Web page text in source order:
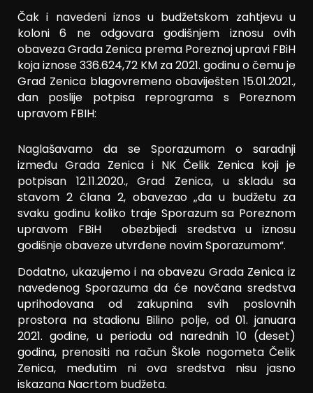
Čak i navedeni iznos u budžetskom zahtjevu u
koloni 6 ne odgovara godišnjem iznosu ovih
obaveza Grada Zenica prema Poreznoj upravi FBiH
koja iznose 336.624,72 KM za 2021. godinu o čemu je
Grad Zenica blagovremeno obaviješten 15.01.2021.,
dan poslije potpisa reprograma s Poreznom
upravom FBIH:
Naglašavamo da se Sporazumom o saradnji
između Grada Zenica i NK Čelik Zenica koji je
potpisan 12.11.2020., Grad Zenica, u skladu sa
stavom 2 člana 2, obavezao „da u budžetu za
svaku godinu koliko traje Sporazum sa Poreznom
upravom FBiH obezbijedi sredstva u iznosu
godišnje obaveze utvrđene novim Sporazumom“.
Dodatno, ukazujemo i na obavezu Grada Zenica iz
navedenog Sporazuma da će novčana sredstva
uprihodovana od zakupnina svih poslovnih
prostora na stadionu Bilino polje, od 01. januara
2021. godine, u periodu od narednih 10 (deset)
godina, prenositi na račun Škole nogometa Čelik
Zenica, međutim ni ova sredstva nisu jasno
iskazana Nacrtom budžeta.